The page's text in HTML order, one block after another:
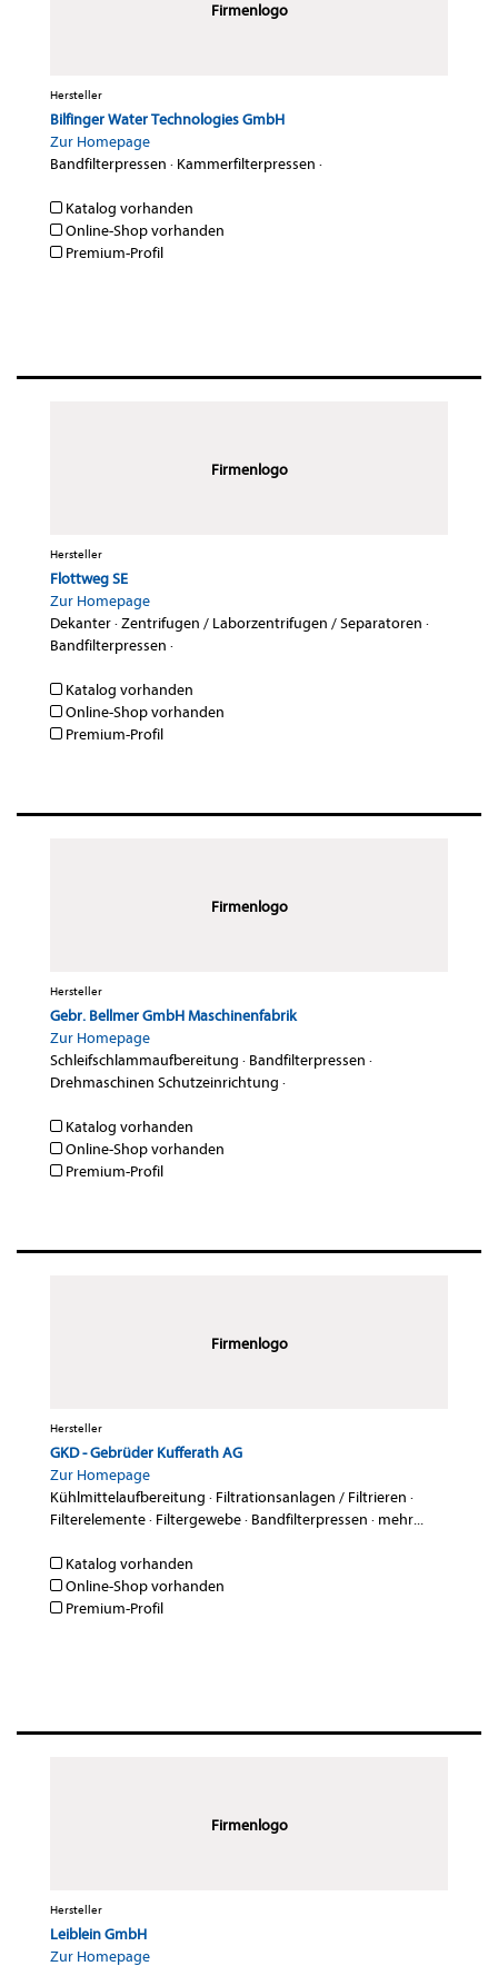
Firmenlogo
Hersteller
Bilfinger Water Technologies GmbH
Zur Homepage
Bandfilterpressen · Kammerfilterpressen ·
Katalog vorhanden
Online-Shop vorhanden
Premium-Profil
Firmenlogo
Hersteller
Flottweg SE
Zur Homepage
Dekanter·Zentrifugen / Laborzentrifugen / Separatoren ·
Bandfilterpressen ·
Katalog vorhanden
Online-Shop vorhanden
Premium-Profil
Firmenlogo
Hersteller
Gebr. Bellmer GmbH Maschinenfabrik
Zur Homepage
Schleifschlammaufbereitung · Bandfilterpressen ·
Drehmaschinen Schutzeinrichtung ·
Katalog vorhanden
Online-Shop vorhanden
Premium-Profil
Firmenlogo
Hersteller
GKD - Gebrüder Kufferath AG
Zur Homepage
Kühlmittelaufbereitung · Filtrationsanlagen / Filtrieren ·
Filterelemente· Filtergewebe· Bandfilterpressen · mehr...
Katalog vorhanden
Online-Shop vorhanden
Premium-Profil
Firmenlogo
Hersteller
Leiblein GmbH
Zur Homepage